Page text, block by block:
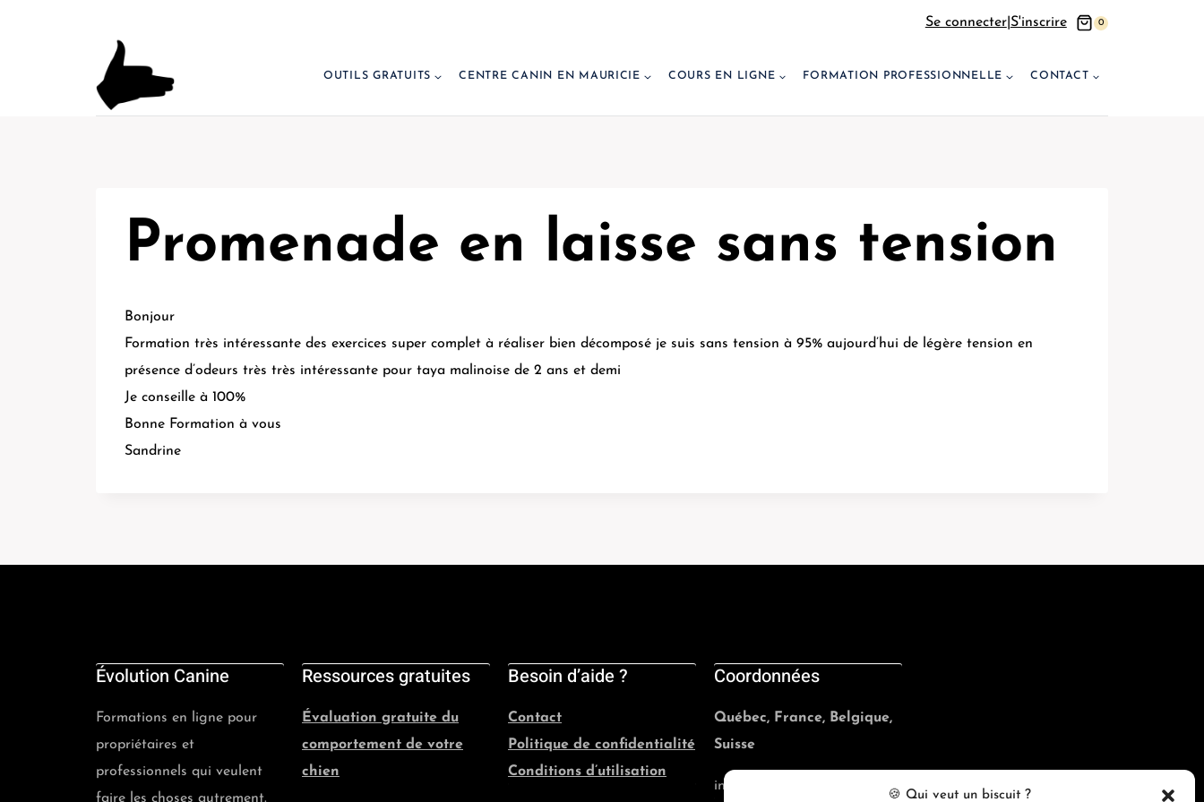
🍪 Qui veut un biscuit ?
Se connecter| S'inscrire 0
OUTILS GRATUITS CENTRE CANIN EN MAURICIE COURS EN LIGNE FORMATION PROFESSIONNELLE CONTACT
Promenade en laisse sans tension
Bonjour
Formation très intéressante des exercices super complet à réaliser bien décomposé je suis sans tension à 95% aujourd’hui de légère tension en
présence d’odeurs très très intéressante pour taya malinoise de 2 ans et demi
Je conseille à 100%
Bonne Formation à vous
Sandrine
Évolution Canine
Formations en ligne pour
propriétaires et
professionnels qui veulent
faire les choses autrement.
Ressources gratuites
Évaluation gratuite du
comportement de votre
chien
Besoin d’aide ?
Contact
Politique de confidentialité
Conditions d’utilisation
Coordonnées
Québec, France, Belgique,
Suisse
info@evolutioncanine.ca